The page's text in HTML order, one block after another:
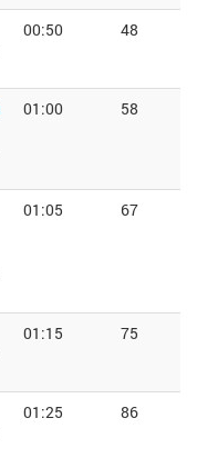
00:50 48
01:00 58
01:05 67
01:15 75
01:25 86